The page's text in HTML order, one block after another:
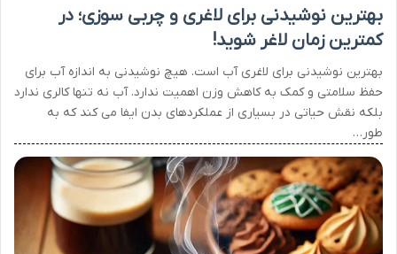
بهترین نوشیدنی برای لاغری و چربی سوزی؛ در
کمترین زمان لاغر شوید!
بهترین نوشیدنی برای لاغری آب است. هیچ نوشیدنی به اندازه آب برای
حفظ سلامتی و کمک به کاهش وزن اهمیت ندارد. آب نه تنها کالری ندارد
بلکه نقش حیاتی در بسیاری از عملکردهای بدن ایفا می کند که به
طور…